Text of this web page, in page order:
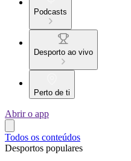
Podcasts
Desporto ao vivo
Perto de ti
Abrir o app
Todos os conteúdos
Desportos populares